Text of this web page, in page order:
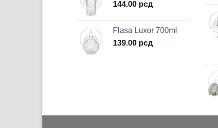
144.00 рсд
Flasa Luxor 700ml
139.00 рсд